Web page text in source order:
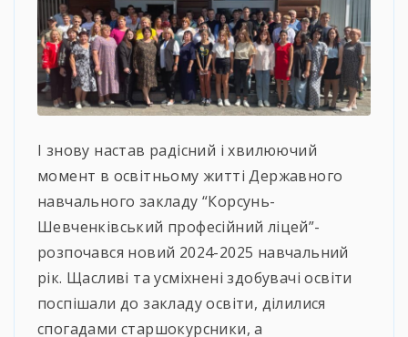
І знову настав радісний і хвилюючий
момент в освітньому житті Державного
навчального закладу “Корсунь-
Шевченківський професійний ліцей”-
розпочався новий 2024-2025 навчальний
рік. Щасливі та усміхнені здобувачі освіти
поспішали до закладу освіти, ділилися
спогадами старшокурсники, а